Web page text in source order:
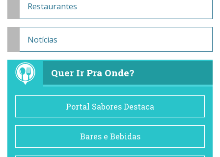
Restaurantes
Notícias
Quer Ir Pra Onde?
Portal Sabores Destaca
Bares e Bebidas